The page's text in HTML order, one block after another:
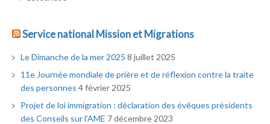
Service national Mission et Migrations
Le Dimanche de la mer 2025 8 juillet 2025
11e Journée mondiale de prière et de réflexion contre la traite
des personnes 4 février 2025
Projet de loi immigration : déclaration des évêques présidents
des Conseils sur l’AME 7 décembre 2023